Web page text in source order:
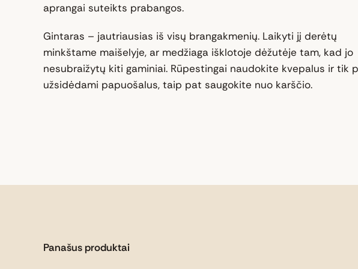
aprangai suteikts prabangos.
Gintaras – jautriausias iš visų brangakmenių. Laikyti jį derėtų
minkštame maišelyje, ar medžiaga išklotoje dėžutėje tam, kad jo
nesubraižytų kiti gaminiai. Rūpestingai naudokite kvepalus ir tik
užsidėdami papuošalus, taip pat saugokite nuo karščio.
Panašus produktai